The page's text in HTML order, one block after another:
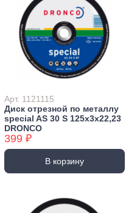
Арт. 1121115
Диск отрезной по металлу
special AS 30 S 125х3х22,23
DRONCO
399 ₽
В корзину